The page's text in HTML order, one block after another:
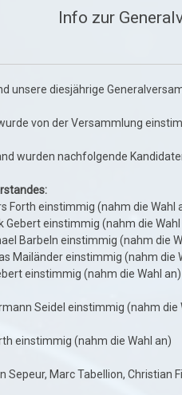
Info zur
unsere diesjährige
von der Versammlung
wurden nachfolgende
Forth einstimmig (nahm die Wahl
Gebert einstimmig (nahm die Wahl
Barbeln einstimmig (nahm die
Mailänder einstimmig (nahm die
einstimmig (nahm die Wahl an)
Seidel einstimmig (nahm die
einstimmig (nahm die Wahl an)
Sepeur, Marc Tabellion, Christian